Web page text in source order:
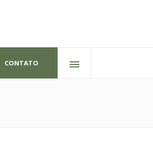
Redes sociais
CONTATO